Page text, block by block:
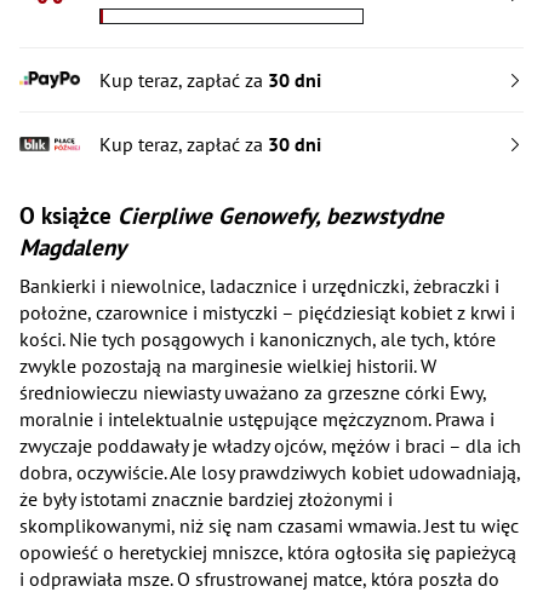
Kup teraz, zapłać za 30 dni
Kup teraz, zapłać za 30 dni
O książce Cierpliwe Genowefy, bezwstydne
Magdaleny
Bankierki i niewolnice, ladacznice i urzędniczki, żebraczki i
położne, czarownice i mistyczki – pięćdziesiąt kobiet z krwi i
kości. Nie tych posągowych i kanonicznych, ale tych, które
zwykle pozostają na marginesie wielkiej historii. W
średniowieczu niewiasty uważano za grzeszne córki Ewy,
moralnie i intelektualnie ustępujące mężczyznom. Prawa i
zwyczaje poddawały je władzy ojców, mężów i braci – dla ich
dobra, oczywiście. Ale losy prawdziwych kobiet udowadniają,
że były istotami znacznie bardziej złożonymi i
skomplikowanymi, niż się nam czasami wmawia. Jest tu więc
opowieść o heretyckiej mniszce, która ogłosiła się papieżycą
i odprawiała msze. O sfrustrowanej matce, która poszła do